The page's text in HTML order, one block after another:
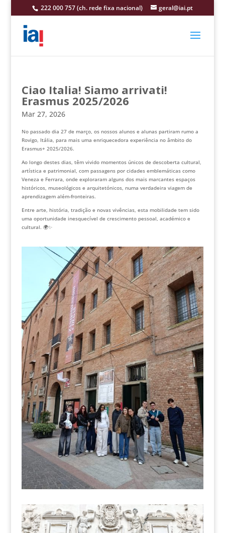
222 000 757 (ch. rede fixa nacional) geral@iai.pt
Ciao Italia! Siamo arrivati!
Erasmus 2025/2026
Mar 27, 2026
No passado dia 27 de março, os nossos alunos e alunas partiram rumo a
Rovigo, Itália, para mais uma enriquecedora experiência no âmbito do
Erasmus+ 2025/2026.
Ao longo destes dias, têm vivido momentos únicos de descoberta cultural,
artística e patrimonial, com passagens por cidades emblemáticas como
Veneza e Ferrara, onde exploraram alguns dos mais marcantes espaços
históricos, museológicos e arquitetónicos, numa verdadeira viagem de
aprendizagem além-fronteiras.
Entre arte, história, tradição e novas vivências, esta mobilidade tem sido
uma oportunidade inesquecível de crescimento pessoal, académico e
cultural. 🌍✨